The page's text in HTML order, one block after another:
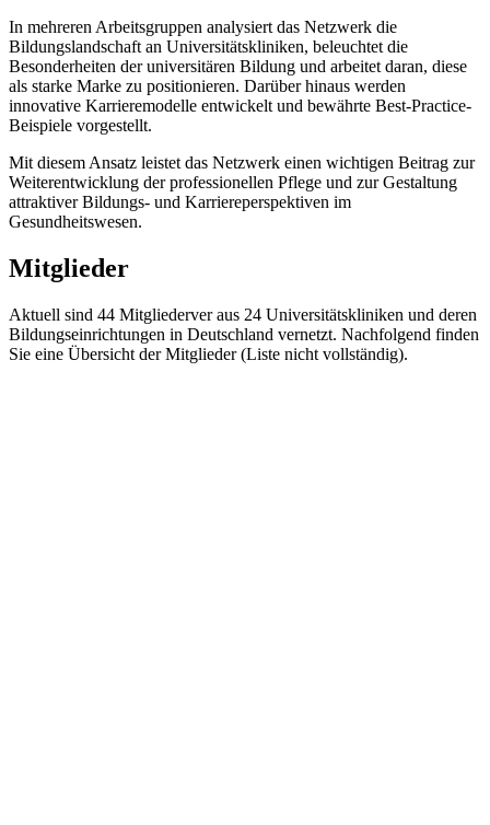
In mehreren Arbeitsgruppen analysiert das Netzwerk die
Bildungslandschaft an Universitätskliniken, beleuchtet die
Besonderheiten der universitären Bildung und arbeitet daran, diese
als starke Marke zu positionieren. Darüber hinaus werden
innovative Karrieremodelle entwickelt und bewährte Best-Practice-
Beispiele vorgestellt.
Mit diesem Ansatz leistet das Netzwerk einen wichtigen Beitrag zur
Weiterentwicklung der professionellen Pflege und zur Gestaltung
attraktiver Bildungs- und Karriereperspektiven im
Gesundheitswesen.
Mitglieder
Aktuell sind 44 Mitgliederver aus 24 Universitätskliniken und deren
Bildungseinrichtungen in Deutschland vernetzt. Nachfolgend finden
Sie eine Übersicht der Mitglieder (Liste nicht vollständig).